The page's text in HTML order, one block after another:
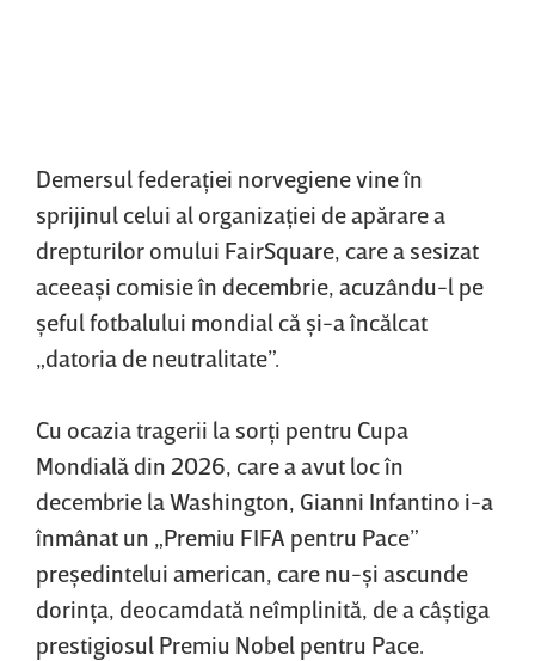
Demersul federaţiei norvegiene vine în
sprijinul celui al organizaţiei de apărare a
drepturilor omului FairSquare, care a sesizat
aceeaşi comisie în decembrie, acuzându-l pe
şeful fotbalului mondial că şi-a încălcat
„datoria de neutralitate”.
Cu ocazia tragerii la sorţi pentru Cupa
Mondială din 2026, care a avut loc în
decembrie la Washington, Gianni Infantino i-a
înmânat un „Premiu FIFA pentru Pace”
preşedintelui american, care nu-şi ascunde
dorinţa, deocamdată neîmplinită, de a câştiga
prestigiosul Premiu Nobel pentru Pace.